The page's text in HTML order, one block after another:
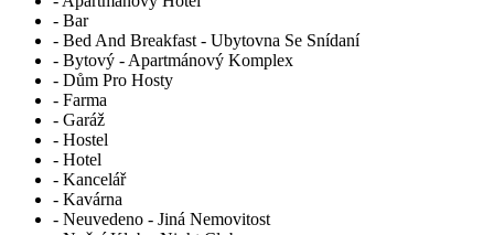
- Bar
- Bed And Breakfast - Ubytovna Se Snídaní
- Bytový - Apartmánový Komplex
- Dům Pro Hosty
- Farma
- Garáž
- Hostel
- Hotel
- Kancelář
- Kavárna
- Neuvedeno - Jiná Nemovitost